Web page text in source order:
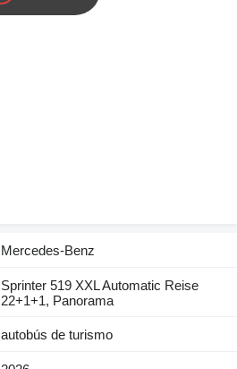
Mercedes-Benz
Sprinter 519 XXL Automatic Reise
22+1+1, Panorama
autobús de turismo